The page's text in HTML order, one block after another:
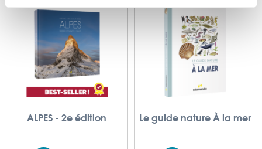
partageons également des informations sur l'utilisation de
notre site avec nos partenaires de médias sociaux, de
publicité et d'analyse, qui peuvent combiner celles-ci
avec d'autres informations que vous leur avez fournies
ou qu'ils ont collectées lors de votre utilisation de leurs
services.
ALPES - 2e édition Le guide nature À la mer